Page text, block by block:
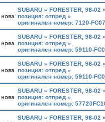
нова
SUBARU » FORESTER, 98-
позиция: отпред »
оригинален номер: 7120-
нова
SUBARU » FORESTER, 98-
позиция: отпред »
оригинален номер: 59110-
нова
SUBARU » FORESTER, 98-
позиция: отпред »
оригинален номер: 59110-
нова
SUBARU » FORESTER, 98-
позиция: отпред »
оригинален номер:
SUBARU » FORESTER, 98-